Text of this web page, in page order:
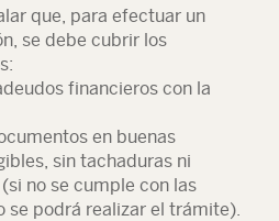
que, para efectuar un
se debe cubrir los
financieros con la
en buenas
sin tachaduras ni
no se cumple con las
se podrá realizar el trámite).